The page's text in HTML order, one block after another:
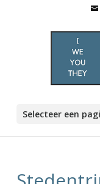
Selecteer een